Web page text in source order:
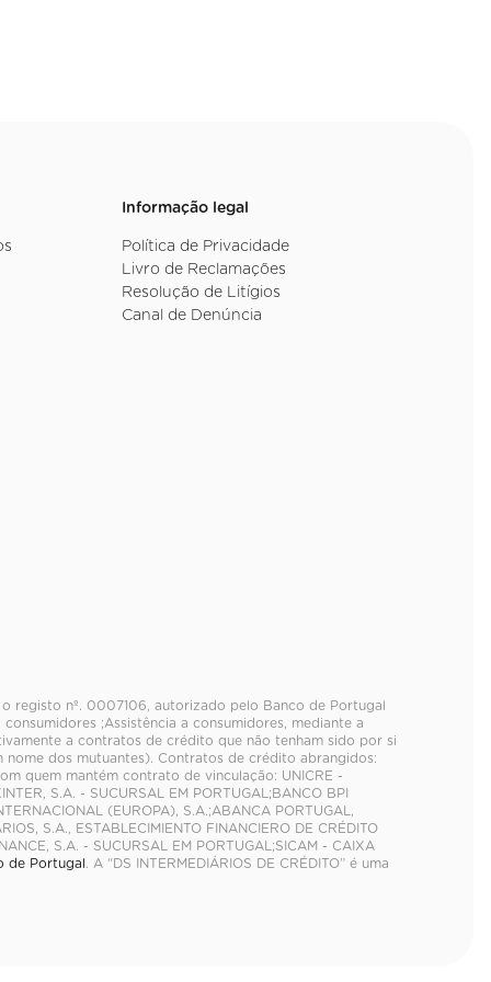
Informação legal
Política de Privacidade
Livro de Reclamações
Resolução de Litígios
Canal de Denúncia
registo nº. 0007106, autorizado pelo Banco de Portugal
;Assistência a consumidores, mediante a
a contratos de crédito que não tenham sido por si
dos mutuantes). Contratos de crédito abrangidos:
quem mantém contrato de vinculação: UNICRE -
S.A. - SUCURSAL EM PORTUGAL;BANCO BPI
(EUROPA), S.A.;ABANCA PORTUGAL,
S.A., ESTABLECIMIENTO FINANCIERO DE CRÉDITO
S.A. - SUCURSAL EM PORTUGAL;SICAM - CAIXA
de Portugal. A “DS INTERMEDIÁRIOS DE CRÉDITO” é uma